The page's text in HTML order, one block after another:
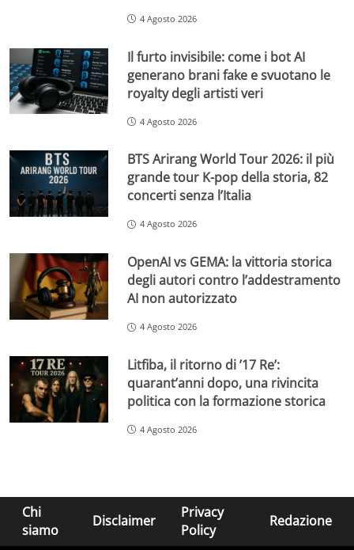
4 Agosto 2026
Il furto invisibile: come i bot AI
generano brani fake e svuotano le
royalty degli artisti veri
4 Agosto 2026
BTS Arirang World Tour 2026: il più
grande tour K-pop della storia, 82
concerti senza l’Italia
4 Agosto 2026
OpenAI vs GEMA: la vittoria storica
degli autori contro l’addestramento
AI non autorizzato
4 Agosto 2026
Litfiba, il ritorno di ’17 Re’:
quarant’anni dopo, una rivincita
politica con la formazione storica
4 Agosto 2026
Chi
siamo
Disclaimer
Privacy
Policy
Redazione